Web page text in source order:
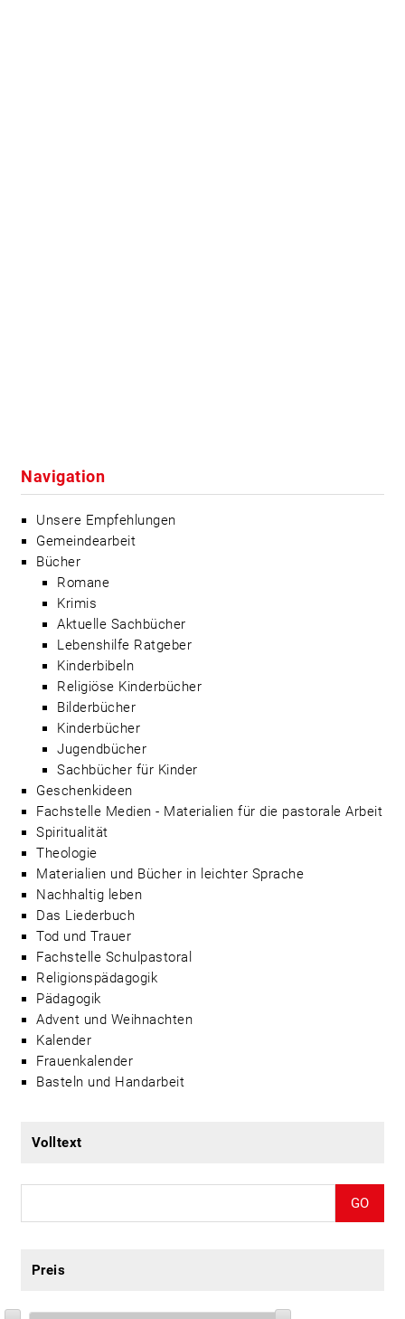
Navigation
Unsere Empfehlungen
Gemeindearbeit
Bücher
Romane
Krimis
Aktuelle Sachbücher
Lebenshilfe Ratgeber
Kinderbibeln
Religiöse Kinderbücher
Bilderbücher
Kinderbücher
Jugendbücher
Sachbücher für Kinder
Geschenkideen
Fachstelle Medien - Materialien für die pastorale Arbeit
Spiritualität
Theologie
Materialien und Bücher in leichter Sprache
Nachhaltig leben
Das Liederbuch
Tod und Trauer
Fachstelle Schulpastoral
Religionspädagogik
Pädagogik
Advent und Weihnachten
Kalender
Frauenkalender
Basteln und Handarbeit
Volltext
GO
Preis